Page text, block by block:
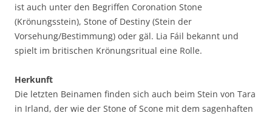
ist auch unter den Begriffen Coronation Stone
(Krönungsstein), Stone of Destiny (Stein der
Vorsehung/Bestimmung) oder gäl. Lia Fáil bekannt und
spielt im britischen Krönungsritual eine Rolle.
Herkunft
Die letzten Beinamen finden sich auch beim Stein von Tara
in Irland, der wie der Stone of Scone mit dem sagenhaften